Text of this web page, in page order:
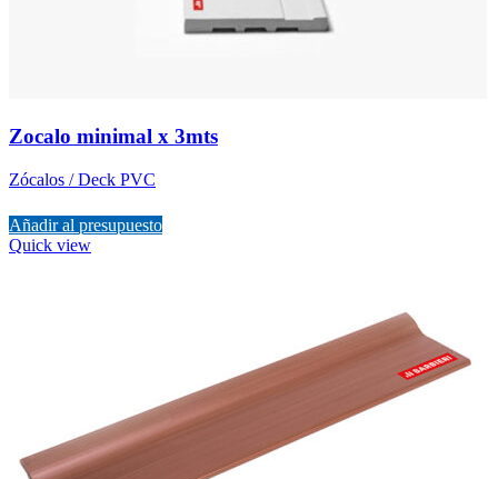
Zocalo minimal x 3mts
Zócalos / Deck PVC
Añadir al presupuesto
Quick view